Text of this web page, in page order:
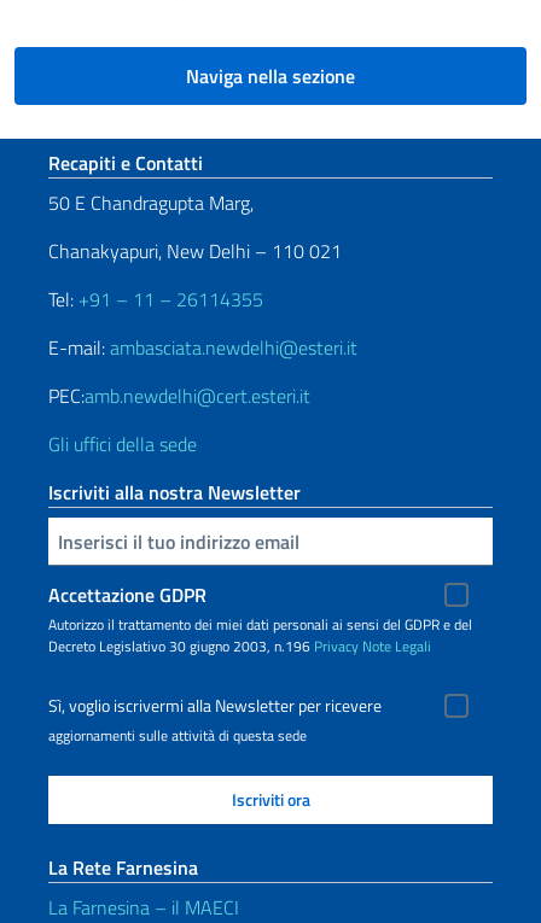
Naviga nella sezione
Sezione footer
Recapiti e Contatti
50 E Chandragupta Marg,
Chanakyapuri, New Delhi – 110 021
Tel: +91 – 11 – 26114355
E-mail:ambasciata.newdelhi@esteri.it
PEC:amb.newdelhi@cert.esteri.it
Gli uffici della sede
Iscriviti alla nostra Newsletter
Inserisci la tua email
Accettazione GDPR
Autorizzo il trattamento dei miei dati personali ai sensi del GDPR e del
Decreto Legislativo 30 giugno 2003, n.196 Privacy Note Legali
Sì, voglio iscrivermi alla Newsletter per ricevere
aggiornamenti sulle attività di questa sede
La Rete Farnesina
La Farnesina – il MAECI